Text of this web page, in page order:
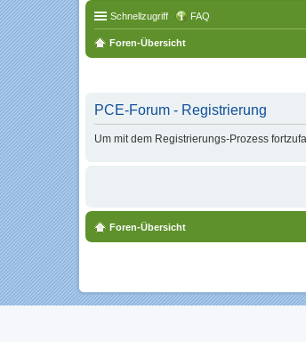
Schnellzugriff FAQ
Foren-Übersicht
PCE-Forum - Registrierung
Um mit dem Registrierungs-Prozess
Foren-Übersicht